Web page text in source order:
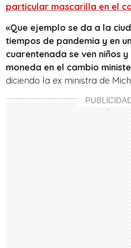
particular mascarilla en el
«Que ejemplo se da a la
tiempos de pandemia y en
cuarentenada se ven niños
moneda en el cambio
diciendo la ex ministra de